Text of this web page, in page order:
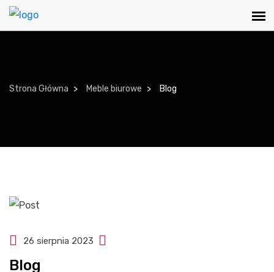
Strona Główna Meble biurowe Blog
26 sierpnia 2023
Blog